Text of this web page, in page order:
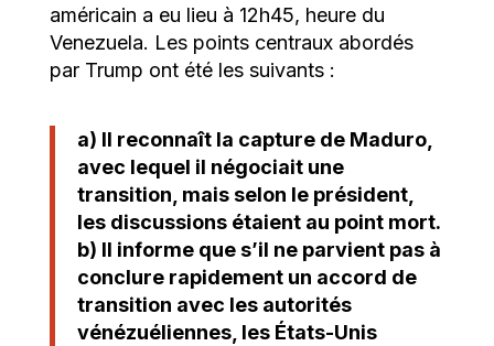
américain a eu lieu à 12h45, heure du
Venezuela. Les points centraux abordés
par Trump ont été les suivants :
a) Il reconnaît la capture de Maduro,
avec lequel il négociait une
transition, mais selon le président,
les discussions étaient au point mort.
b) Il informe que s’il ne parvient pas à
conclure rapidement un accord de
transition avec les autorités
vénézuéliennes, les États-Unis